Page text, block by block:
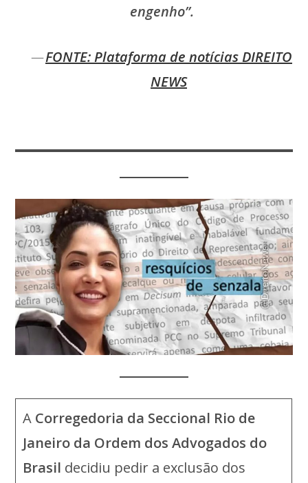
engenho”.
FONTE: Plataforma de notícias DIREITO
NEWS
A Corregedoria da Seccional Rio de
Janeiro da Ordem dos Advogados do
Brasil decidiu pedir a exclusão dos